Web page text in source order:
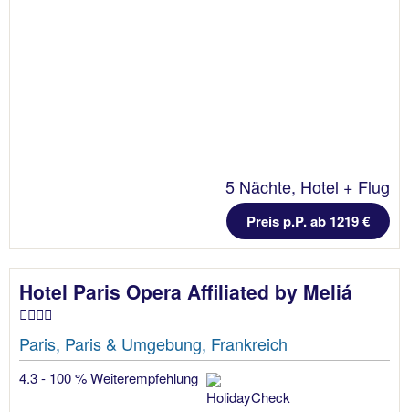
5 Nächte, Hotel + Flug
Preis p.P. ab 1219 €
Hotel Paris Opera Affiliated by Meliá
Paris, Paris & Umgebung, Frankreich
4.3 - 100 % Weiterempfehlung